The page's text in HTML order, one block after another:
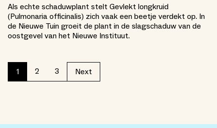
Als echte schaduwplant stelt Gevlekt longkruid
(Pulmonaria officinalis) zich vaak een beetje verdekt op. In
de Nieuwe Tuin groeit de plant in de slagschaduw van de
oostgevel van het Nieuwe Instituut.
1 2 3 Next